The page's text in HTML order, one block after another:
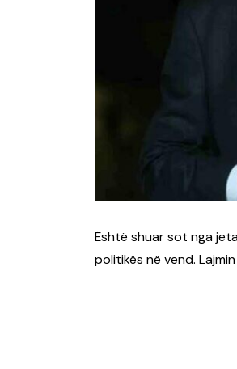
Është shuar sot nga
politikës në vend.